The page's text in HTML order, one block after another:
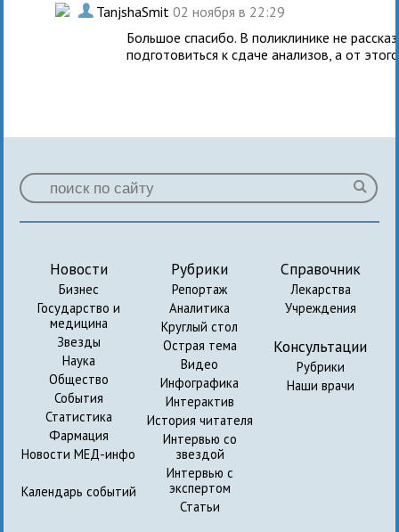
. TanjshaSmit02 ноября в 22:29
Большое спасибо. В поликлинике не
подготовиться к сдаче анализов, а от
Новости
Бизнес
Государство и
медицина
Звезды
Наука
Общество
События
Статистика
Фармация
Новости МЕД-инфо
Календарь событий
Рубрики
Репортаж
Аналитика
Круглый стол
Острая тема
Видео
Инфографика
Интерактив
История читателя
Интервью со
звездой
Интервью с
экспертом
Статьи
Справочник
Лекарства
Учреждения
Консультации
Рубрики
Наши врачи